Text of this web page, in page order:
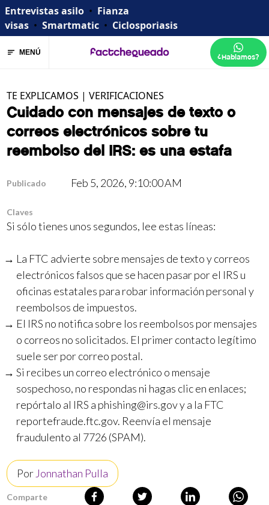
Entrevistas asilo • Fianza
visas • Smartmatic • Ciclosporiasis
MENÚ ¿Hablamos?
TE EXPLICAMOS |VERIFICACIONES
Cuidado con mensajes de texto o
correos electrónicos sobre tu
reembolso del IRS: es una estafa
Publicado Feb 5, 2026, 9:10:00 AM
Claves
Si sólo tienes unos segundos, lee estas líneas:
La FTC advierte sobre mensajes de texto y correos
electrónicos falsos que se hacen pasar por el IRS u
oficinas estatales para robar información personal y
reembolsos de impuestos.
El IRS no notifica sobre los reembolsos por mensajes
o correos no solicitados. El primer contacto legítimo
suele ser por correo postal.
Si recibes un correo electrónico o mensaje
sospechoso, no respondas ni hagas clic en enlaces;
repórtalo al IRS a phishing@irs.govy a la FTC
reportefraude.ftc.gov. Reenvía el mensaje
fraudulento al 7726 (SPAM).
Por Jonnathan Pulla
Comparte